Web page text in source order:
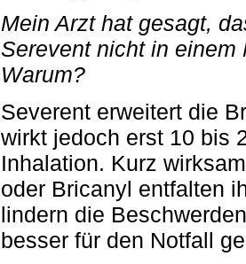
Mein Arzt hat gesagt,
Serevent nicht in
Warum?
Severent erweitert die
wirkt jedoch erst 10 bis
Inhalation. Kurz
oder Bricanyl entfalten
lindern die
besser für den Notfall